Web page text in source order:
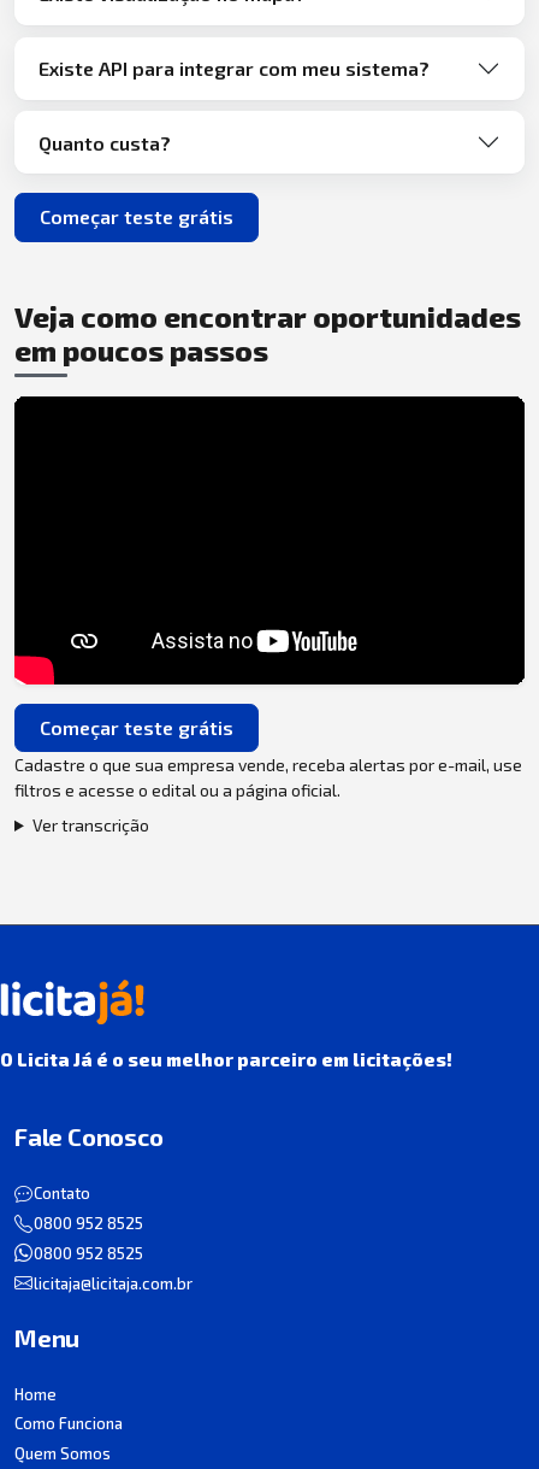
Existe API para integrar com meu sistema?
Quanto custa?
Começar teste grátis
Veja como encontrar oportunidades
em poucos passos
Começar teste grátis
Cadastre o que sua empresa vende, receba alertas por e-mail, use
filtros e acesse o edital ou a página oficial.
Ver transcrição
O Licita Já é o seu melhor parceiro em licitações!
Fale Conosco
Contato
0800 952 8525
0800 952 8525
licitaja@licitaja.com.br
Menu
Home
Como Funciona
Quem Somos